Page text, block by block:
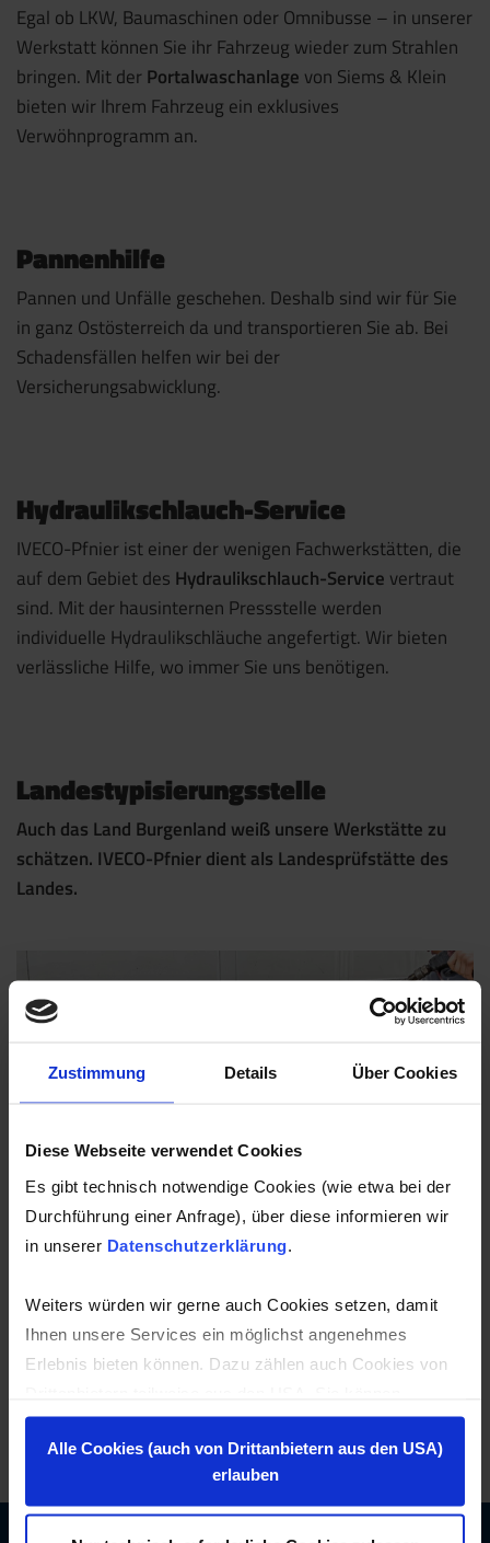
Zustimmung Details Über Cookies
Diese Webseite verwendet Cookies
Es gibt technisch notwendige Cookies (wie etwa bei der
Durchführung einer Anfrage), über diese informieren wir
in unserer Datenschutzerklärung.
Weiters würden wir gerne auch Cookies setzen, damit
Ihnen unsere Services ein möglichst angenehmes
Erlebnis bieten können. Dazu zählen auch Cookies von
entweder alle Cookies akzeptieren und diese in der
Zukunft jederzeit widerrufen oder der Verwendung von
Cookies, die nicht technisch erforderlich sind,
widersprechen.
Alle Cookies (auch von Drittanbietern aus den USA)
erlauben
Egal ob LKW, Baumaschinen oder Omnibusse – in unserer
Werkstatt können Sie ihr Fahrzeug wieder zum Strahlen
bringen. Mit der Portalwaschanlage von Siems & Klein
bieten wir Ihrem Fahrzeug ein exklusives
Verwöhnprogramm an.
Pannenhilfe
Pannen und Unfälle geschehen. Deshalb sind wir für Sie
in ganz Ostösterreich da und transportieren Sie ab. Bei
Schadensfällen helfen wir bei der
Versicherungsabwicklung.
Hydraulikschlauch-Service
IVECO-Pfnier ist einer der wenigen Fachwerkstätten, die
auf dem Gebiet des Hydraulikschlauch-Service vertraut
sind. Mit der hausinternen Pressstelle werden
individuelle Hydraulikschläuche angefertigt. Wir bieten
verlässliche Hilfe, wo immer Sie uns benötigen.
Landestypisierungsstelle
Auch das Land Burgenland weiß unsere Werkstätte zu
schätzen. IVECO-Pfnier dient als Landesprüfstätte des
Landes.